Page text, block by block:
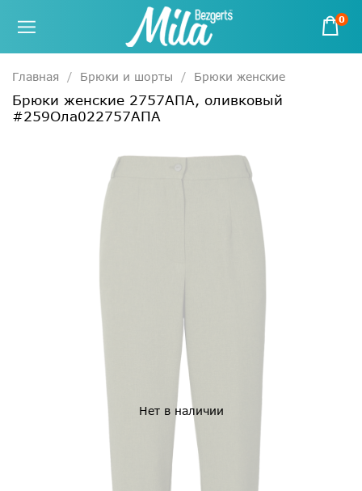
0
Главная Брюки и шорты Брюки женские
Брюки женские 2757АПА, оливковый
#259Ола022757АПА
Нет в наличии